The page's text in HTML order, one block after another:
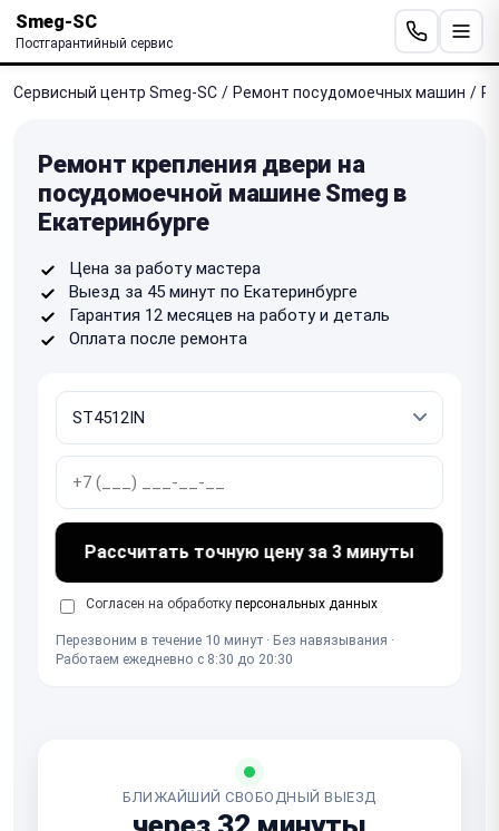
Smeg-SC
Постгарантийный сервис
Сервисный центр Smeg-SC / Ремонт посудомоечных машин /
Ремонт крепления двери на
посудомоечной машине Smeg в
Екатеринбурге
Цена за работу мастера
Выезд за 45 минут по Екатеринбурге
Гарантия 12 месяцев на работу и деталь
Оплата после ремонта
Рассчитать точную цену за 3 минуты
Согласен на обработку персональных данных
Перезвоним в течение 10 минут · Без навязывания ·
Работаем ежедневно с 8:30 до 20:30
БЛИЖАЙШИЙ СВОБОДНЫЙ ВЫЕЗД